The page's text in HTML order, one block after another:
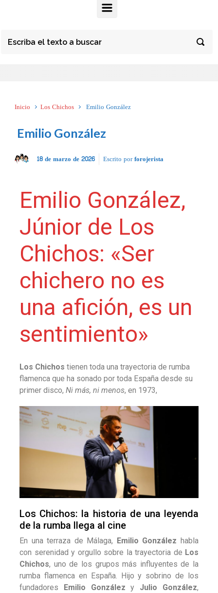
Inicio Los Chichos Emilio González
Emilio González
18 de marzo de 2026 Escrito porforojerista
Emilio González,
Júnior de Los
Chichos: «Ser
chichero no es
una afición, es un
sentimiento»
Los Chichos tienen toda una trayectoria de rumba
flamenca que ha sonado por toda España desde su
primer disco, Ni más, ni menos, en 1973,
Los Chichos: la historia de una leyenda
de la rumba llega al cine
En una terraza de Málaga, Emilio González habla
con serenidad y orgullo sobre la trayectoria de Los
Chichos, uno de los grupos más influyentes de la
rumba flamenca en España. Hijo y sobrino de los
fundadores
Emilio González y Julio González,